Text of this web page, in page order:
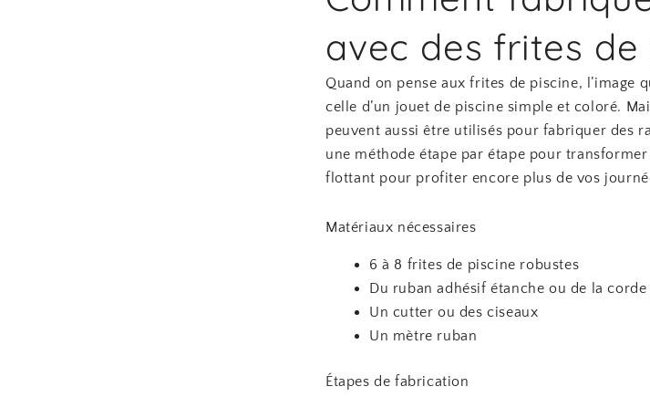
avec des frites de
Quand on pense aux frites de piscine, l’image
celle d’un jouet de piscine simple et coloré.
peuvent aussi être utilisés pour fabriquer des
une méthode étape par étape pour
flottant pour profiter encore plus de vos
Matériaux nécessaires
6 à 8 frites de piscine robustes
Du ruban adhésif étanche ou de la
Un cutter ou des ciseaux
Un mètre ruban
Étapes de fabrication